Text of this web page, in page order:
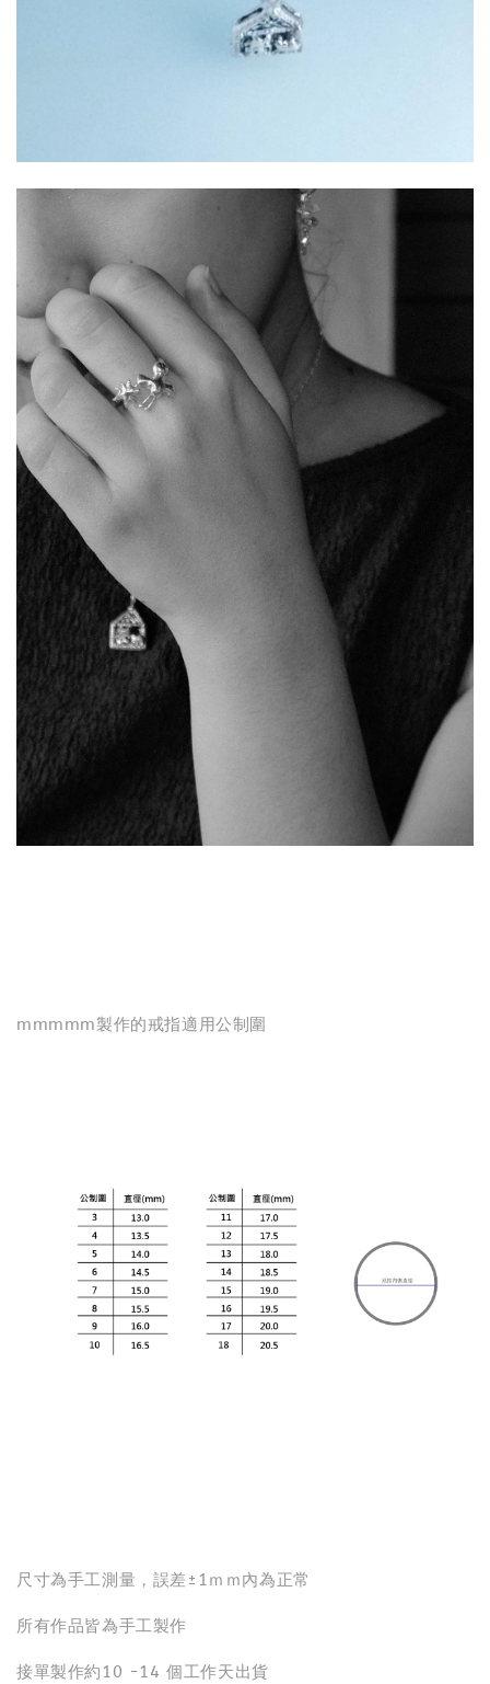
mmmmm製作的戒指適用公制圍
尺寸為手工測量，誤差±1ｍｍ內為正常
所有作品皆為手工製作
接單製作約10 -14 個工作天出貨